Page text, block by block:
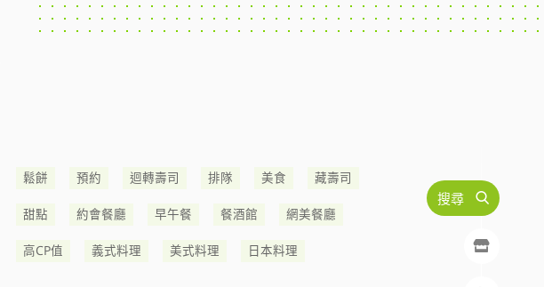
搜尋
鬆餅 預約 迴轉壽司 排隊 美食 藏壽司
甜點 約會餐廳 早午餐 餐酒館 網美餐廳
高CP值 義式料理 美式料理 日本料理